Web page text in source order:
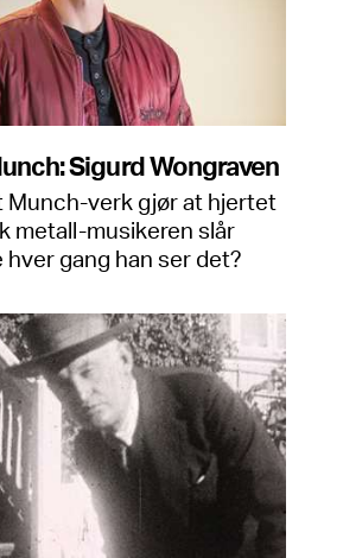
Sigurd Wongraven
Munch-verk gjør at hjertet
metall-musikeren slår
hver gang han ser det?